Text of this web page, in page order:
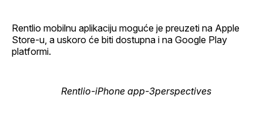
Rentlio mobilnu aplikaciju moguće je preuzeti na Apple
Store-u, a uskoro će biti dostupna i na Google Play
platformi.